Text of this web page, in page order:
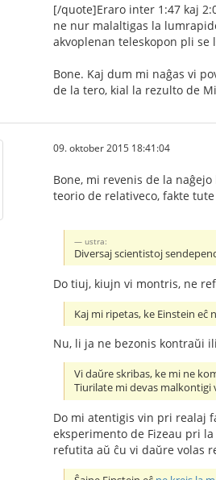
[/quote]Eraro inter 1:47 kaj
ne nur malaltigas la
akvoplenan teleskopon pli se
Bone. Kaj dum mi naĝas vi
de la tero, kial la rezulto de
09. oktober 2015 18:41:04
Bone, mi revenis de la
teorio de relativeco, fakte
ustra:
Diversaj scientistoj
Do tiuj, kiujn vi montris, ne
Kaj mi ripetas, ke Einstein eĉ
Nu, li ja ne bezonis kontraŭi
Vi daŭre skribas, ke mi ne
Tiurilate mi devas malkontigi
Do mi atentigis vin pri realaj
eksperimento de Fizeau pri
refutita aŭ ĉu vi daŭre volas